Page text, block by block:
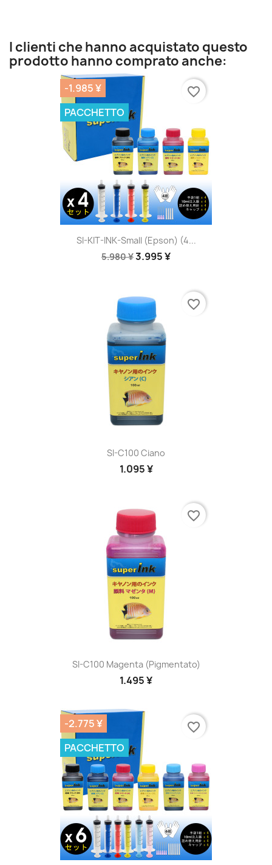
I clienti che hanno acquistato questo
prodotto hanno comprato anche:
SI-KIT-INK-Small (Epson) (4...
5.980 ¥3.995 ¥
-1.985 ¥
PACCHETTO
favorite_border
SI-C100 Ciano
1.095 ¥
favorite_border
SI-C100 Magenta (pigmentato)
1.495 ¥
favorite_border
-2.775 ¥
PACCHETTO
favorite_border